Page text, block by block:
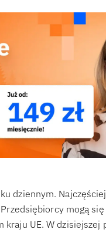
dziennym.
mogą
kraju UE. W